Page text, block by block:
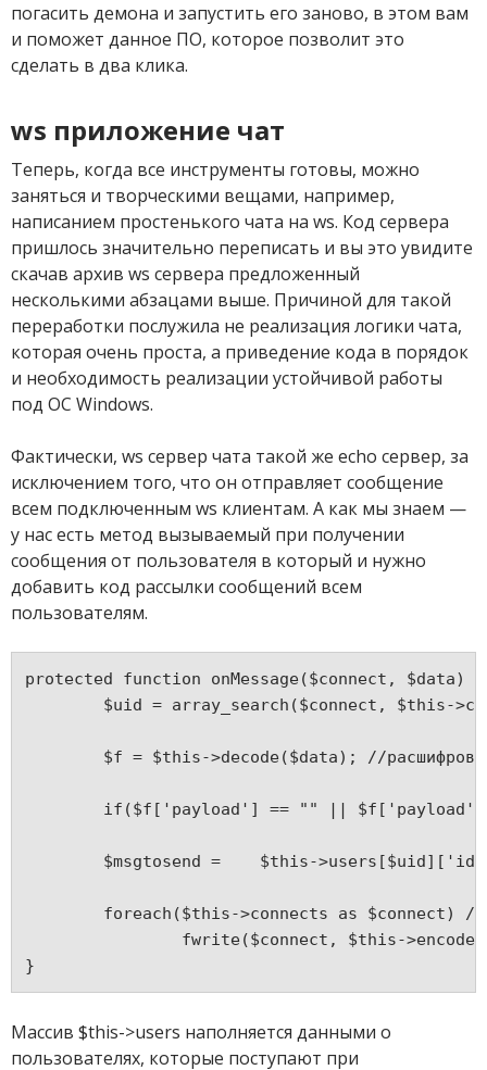
погасить демона и запустить его заново, в этом вам
и поможет данное ПО, которое позволит это
сделать в два клика.
ws приложение чат
Теперь, когда все инструменты готовы, можно
заняться и творческими вещами, например,
написанием простенького чата на ws. Код сервера
пришлось значительно переписать и вы это увидите
скачав архив ws сервера предложенный
несколькими абзацами выше. Причиной для такой
переработки послужила не реализация логики чата,
которая очень проста, а приведение кода в порядок
и необходимость реализации устойчивой работы
под ОС Windows.
Фактически, ws сервер чата такой же echo сервер, за
исключением того, что он отправляет сообщение
всем подключенным ws клиентам. А как мы знаем —
у нас есть метод вызываемый при получении
сообщения от пользователя в который и нужно
добавить код рассылки сообщений всем
пользователям.
$uid = array_search($connect, $this-
$f = $this->decode($data); //
if($f['payload'] == "" ||
$msgtosend = 	$this-
foreach($this->connects as $connect)
fwrite($connect, $this-
}
Массив $this->users наполняется данными о
пользователях, которые поступают при